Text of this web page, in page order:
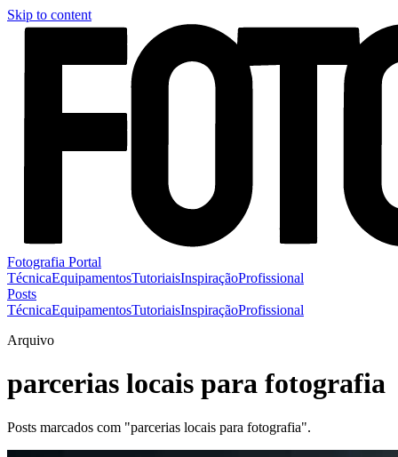
Skip to content
Fotografia Portal
TécnicaEquipamentosTutoriaisInspiraçãoProfissional
Posts
TécnicaEquipamentosTutoriaisInspiraçãoProfissional
Arquivo
parcerias locais para fotografia
Posts marcados com "parcerias locais para fotografia".